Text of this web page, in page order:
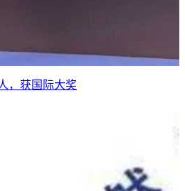
，获国际大奖